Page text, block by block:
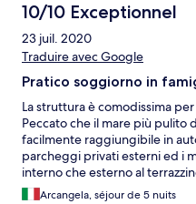
10/10 Exceptionnel
23 juil. 2020
Traduire avec Google
Pratico soggiorno in
La struttura è comodissima
Peccato che il mare più pulito
facilmente raggiungibile in
parcheggi privati esterni ed i
interno che esterno al
Arcangela, séjour de 5 nuits